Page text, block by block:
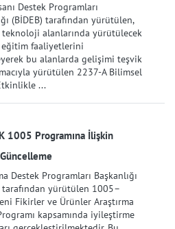
Destek Programları
(BİDEB) tarafından yürütülen,
alanlarında yürütülecek
faaliyetlerini
bu alanlarda gelişimi teşvik
yürütülen 2237-A Bilimsel
...
1005 Programına İlişkin
Destek Programları Başkanlığı
tarafından yürütülen 1005–
Fikirler ve Ürünler Araştırma
kapsamında iyileştirme